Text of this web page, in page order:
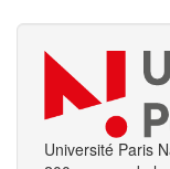
Université Paris